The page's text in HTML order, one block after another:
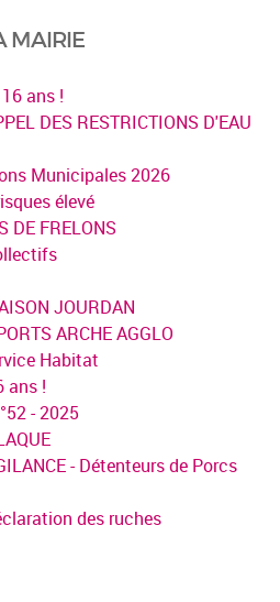
MAIRIE
ans !
DES RESTRICTIONS D'EAU
Municipales 2026
élevé
DE FRELONS
JOURDAN
ARCHE AGGLO
Habitat
ans !
- 2025
- Détenteurs de Porcs
des ruches